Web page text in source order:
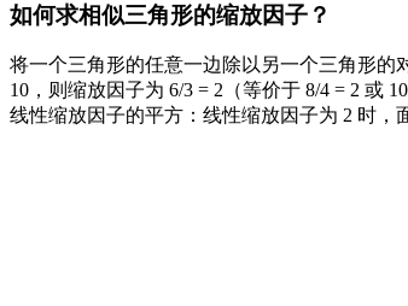
如何求相似三角形的缩放因子？
将一个三角形的任意一边除以另一个三角形的
10，则缩放因子为 6/3 = 2（等价于 8/4 = 2 或
线性缩放因子的平方：线性缩放因子为 2 时，